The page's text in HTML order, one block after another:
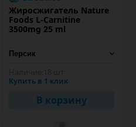
Жиросжигатель Nature
Foods L-Carnitine
3500mg 25 ml
Купить в 1 клик
В корзину